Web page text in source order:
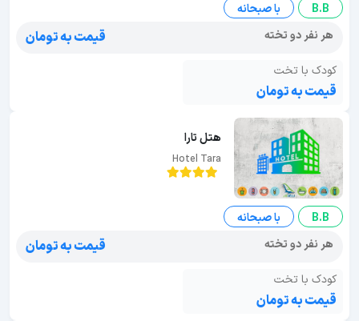
B.B
با صبحانه
هر نفر دو تخته
قیمت به تومان
کودک با تخت
قیمت به تومان
هتل تارا
Hotel Tara
B.B
با صبحانه
هر نفر دو تخته
قیمت به تومان
کودک با تخت
قیمت به تومان